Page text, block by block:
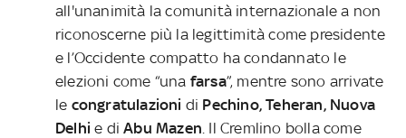
all'unanimità la comunità internazionale a non
riconoscerne più la legittimità come presidente
e l’Occidente compatto ha condannato le
elezioni come “una farsa”, mentre sono arrivate
le congratulazioni di Pechino, Teheran, Nuova
Delhie di Abu Mazen Il Cremlino bolla come